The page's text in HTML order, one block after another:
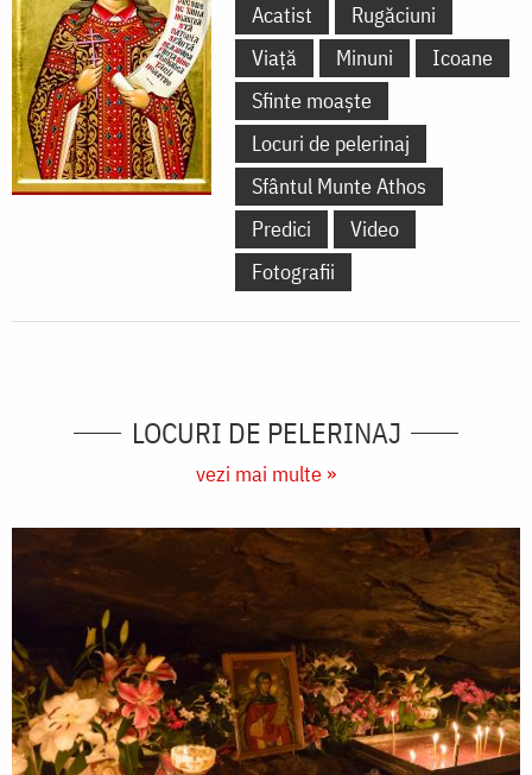
Acatist
Rugăciuni
Viață
Minuni
Icoane
Sfinte moaște
Locuri de pelerinaj
Sfântul Munte Athos
Predici
Video
Fotografii
LOCURI DE PELERINAJ
vezi mai multe »